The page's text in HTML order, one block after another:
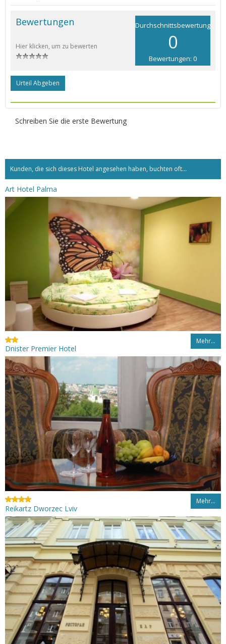
Durchschnittsbewertung
0
Bewertungen: 0
Bewertungen
Hier klicken, um zu bewerten
Urteil Abgeben
Schreiben Sie die erste Bewertung
Kunden, die sich dieses Hotel angesehen haben, buchten oft...
Art Hotel Palma
Mehr…
Dnister Premier Hotel
Mehr…
Reikartz Dworzec Lviv